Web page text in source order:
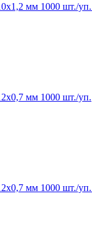
мм 1000 шт./
мм 1000 шт./уп.
мм 1000 шт./